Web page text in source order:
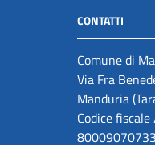
CONTATTI
Comune di
Via Fra
Manduria
Codice fiscale